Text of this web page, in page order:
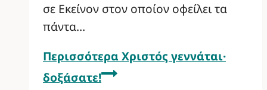
σε Εκείνον στον οποίον οφείλει τα
πάντα…
Περισσότερα Χριστός γεννάται·
δοξάσατε!